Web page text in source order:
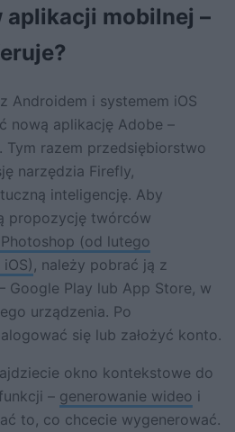
aplikacji mobilnej –
Androidem i systemem iOS
nową aplikację Adobe –
Tym razem przedsiębiorstwo
narzędzia Firefly,
inteligencję. Aby
propozycję twórców
(od lutego
, należy pobrać ją z
Google Play lub App Store, w
urządzenia. Po
się lub założyć konto.
okno kontekstowe do
– generowanie wideo i
to, co chcecie wygenerować.